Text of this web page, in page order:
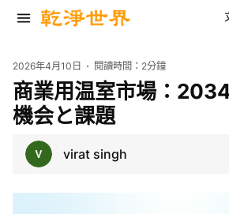
2026年4月10日 閱讀時間： 2分鐘
商業用温室市場：
機会と課題
virat singh